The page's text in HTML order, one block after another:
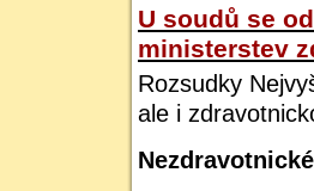
U soudů se
ministerstev
Rozsudky
ale i